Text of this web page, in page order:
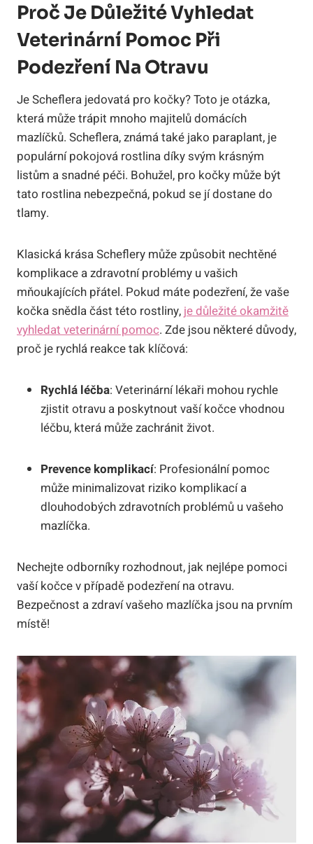
Proč Je Důležité Vyhledat
Veterinární Pomoc Při
Podezření Na Otravu
Je Scheflera jedovatá pro kočky? Toto je otázka,
která může trápit mnoho majitelů domácích
mazlíčků. Scheflera, známá také jako paraplant, je
populární pokojová rostlina díky svým krásným
listům a snadné péči. Bohužel, pro kočky může být
tato rostlina nebezpečná, pokud se jí dostane do
tlamy.
Klasická krása Scheflery může způsobit nechtěné
komplikace a zdravotní problémy u vašich
mňoukajících přátel. Pokud máte podezření, že vaše
kočka snědla část této rostliny, je důležité okamžitě
vyhledat veterinární pomoc. Zde jsou některé důvody,
proč je rychlá reakce tak klíčová:
Rychlá léčba: Veterinární lékaři mohou rychle
zjistit otravu a poskytnout vaší kočce vhodnou
léčbu, která může zachránit život.
Prevence komplikací: Profesionální pomoc
může minimalizovat riziko komplikací a
dlouhodobých zdravotních problémů u vašeho
mazlíčka.
Nechejte odborníky rozhodnout, jak nejlépe pomoci
vaší kočce v případě podezření na otravu.
Bezpečnost a zdraví vašeho mazlíčka jsou na prvním
místě!